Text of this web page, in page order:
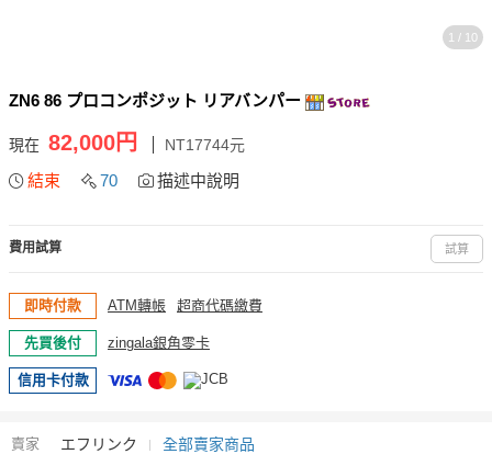
1 / 10
ZN6 86 プロコンポジット リアバンパー
現在 82,000円 NT17744元
結束 70 描述中說明
費用試算 試算
即時付款 ATM轉帳 超商代碼繳費
先買後付 zingala銀角零卡
信用卡付款
賣家 エフリンク 全部賣家商品